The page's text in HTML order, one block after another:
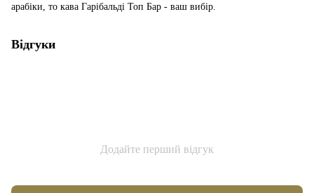
арабіки, то кава Гарібальді Топ Бар - ваш вибір.
Відгуки
Додайте перший відгук